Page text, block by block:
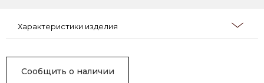
Характеристики изделия
Сообщить о наличии